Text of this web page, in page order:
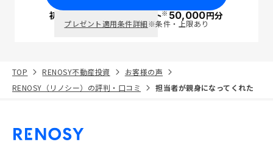
初回面談で ポイント※50,000円分
プレゼント適用条件詳細※条件・上限あり
TOP RENOSY不動産投資
お客様の声
RENOSY（リノシー）の評判・口コミ
担当者が親身になってくれた